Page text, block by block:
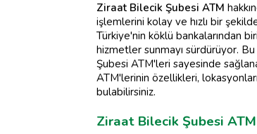
Ziraat Bilecik Şubesi ATM
işlemlerini kolay ve hızlı bir
Türkiye'nin köklü bankalarından
hizmetler sunmayı sürdürüyor.
Şubesi ATM'leri sayesinde
ATM'lerinin özellikleri,
bulabilirsiniz.
Ziraat Bilecik Şubesi